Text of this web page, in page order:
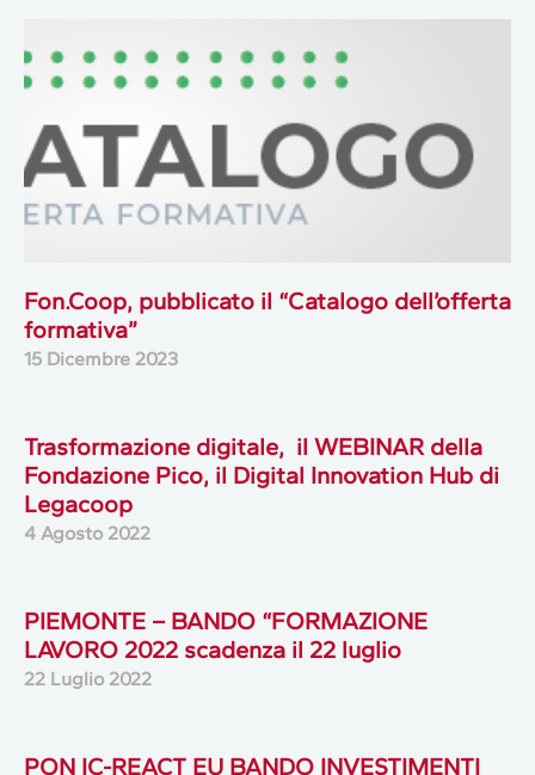
Fon.Coop, pubblicato il “Catalogo dell’offerta
formativa”
15 Dicembre 2023
Trasformazione digitale, il WEBINAR della
Fondazione Pico, il Digital Innovation Hub di
Legacoop
4 Agosto 2022
PIEMONTE – BANDO “FORMAZIONE
LAVORO 2022 scadenza il 22 luglio
22 Luglio 2022
PON IC-REACT EU BANDO INVESTIMENTI